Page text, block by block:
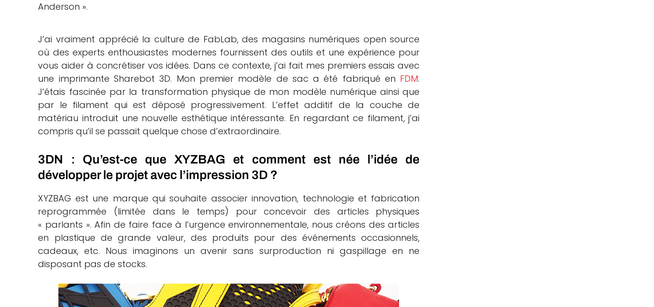
Anderson ».
J’ai vraiment apprécié la culture de FabLab, des magasins numériques open source
où des experts enthousiastes modernes fournissent des outils et une expérience pour
vous aider à concrétiser vos idées. Dans ce contexte, j’ai fait mes premiers essais avec
une imprimante Sharebot 3D. Mon premier modèle de sac a été fabriqué en FDM.
J’étais fascinée par la transformation physique de mon modèle numérique ainsi que
par le filament qui est déposé progressivement. L’effet additif de la couche de
matériau introduit une nouvelle esthétique intéressante. En regardant ce filament, j’ai
compris qu’il se passait quelque chose d’extraordinaire.
3DN : Qu’est-ce que XYZBAG et comment est née l’idée de
développer le projet avec l’impression 3D ?
XYZBAG est une marque qui souhaite associer innovation, technologie et fabrication
reprogrammée (limitée dans le temps) pour concevoir des articles physiques
« parlants ». Afin de faire face à l’urgence environnementale, nous créons des articles
en plastique de grande valeur, des produits pour des événements occasionnels,
cadeaux, etc. Nous imaginons un avenir sans surproduction ni gaspillage en ne
disposant pas de stocks.